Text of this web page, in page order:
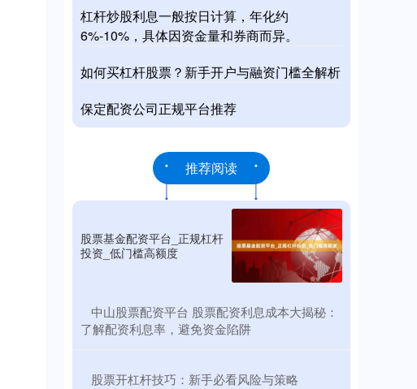
杠杆炒股利息一般按日计算，年化约
6%-10%，具体因资金量和券商而异。
如何买杠杆股票？新手开户与融资门槛全解析
保定配资公司正规平台推荐
推荐阅读
股票基金配资平台_正规杠杆
投资_低门槛高额度
​中山股票配资平台 股票配资利息成本大揭秘：
了解配资利息率，避免资金陷阱
​股票开杠杆技巧：新手必看风险与策略